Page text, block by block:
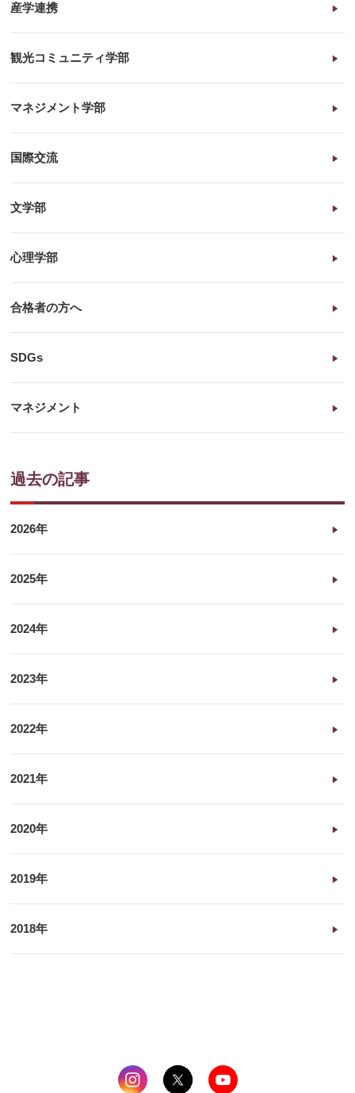
産学連携
観光コミュニティ学部
マネジメント学部
国際交流
文学部
心理学部
合格者の方へ
SDGs
マネジメント
過去の記事
2026年
2025年
2024年
2023年
2022年
2021年
2020年
2019年
2018年